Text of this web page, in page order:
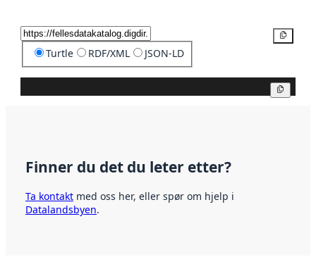
Turtle RDF/XML JSON-LD
Finner du det du leter etter?
Ta kontakt med oss her, eller spør om hjelp i
Datalandsbyen.